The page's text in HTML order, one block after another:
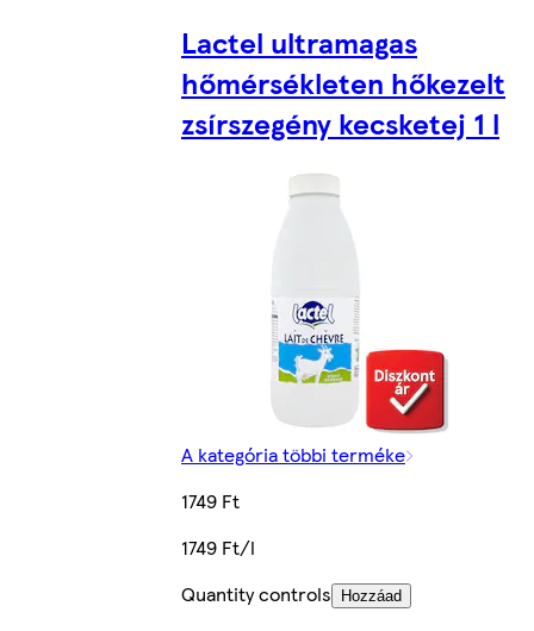
Lactel ultramagas
hőmérsékleten hőkezelt
zsírszegény kecsketej 1 l
A kategória többi terméke
1749 Ft
1749 Ft/l
Quantity controls
Hozzáad